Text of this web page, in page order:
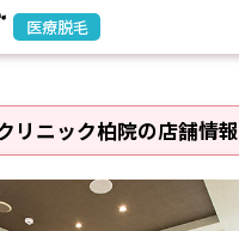
医療脱毛
リニック柏院の店舗情報